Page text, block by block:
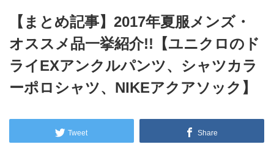
【まとめ記事】2017年夏服メンズ・
オススメ品一挙紹介!!【ユニクロのド
ライEXアンクルパンツ、シャツカラ
ーポロシャツ、NIKEアクアソック】
Tweet Share